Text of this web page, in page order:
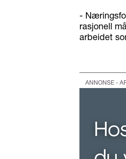
-
rasjonell
arbeidet
ANNONSE -